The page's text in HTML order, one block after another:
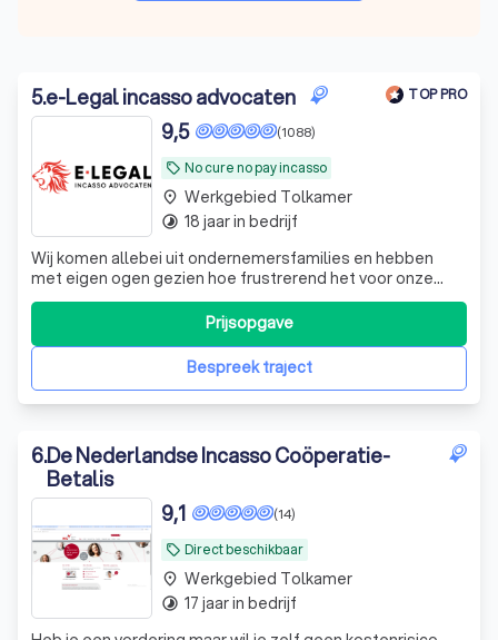
5.e-Legal incasso advocaten TOP PRO
local_offer No cure no pay incasso
(1088)
9,5
Wij komen allebei uit ondernemersfamilies en hebben
met eigen ogen gezien hoe frustrerend het voor onze
vaders was om met wanbetalers te worden
Bespreek traject
Prijsopgave
place Werkgebied Tolkamer
timelapse 18 jaar in bedrijf
6.De Nederlandse Incasso Coöperatie-
Betalis
local_offer Direct beschikbaar
(14)
9,1
place Werkgebied Tolkamer
timelapse 17 jaar in bedrijf